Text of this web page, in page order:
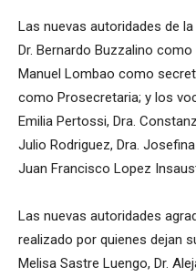
Las nuevas autoridades de
Dr. Bernardo Buzzalino como
Manuel Lombao como
como Prosecretaria; y los
Emilia Pertossi, Dra.
Julio Rodriguez, Dra.
Juan Francisco Lopez
Las nuevas autoridades
realizado por quienes dejan
Melisa Sastre Luengo, Dr.